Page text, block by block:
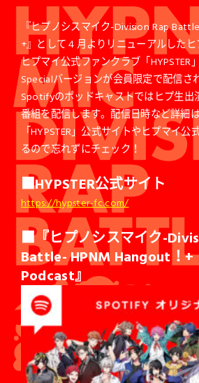
『ヒプノシスマイク-Division Rap
+』として４月よりリニューアルした
ヒプマイ公式ファンクラブ「HYPSTER
Specialバージョンが会員限定で配信され
Spotifyのポッドキャストではヒプ生出
番組を配信します。配信日時など詳細
「HYPSTER」公式サイトやヒプマイ
るので忘れずにチェック！
■HYPSTER公式サイト
https://hypster-fc.com/
■『ヒプノシスマイク-
Battle- HPNM Hangout
Podcast』